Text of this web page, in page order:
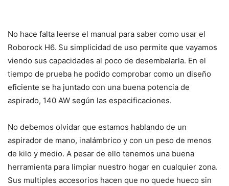
No hace falta leerse el manual para saber como usar el
Roborock H6. Su simplicidad de uso permite que vayamos
viendo sus capacidades al poco de desembalarla. En el
tiempo de prueba he podido comprobar como un diseño
eficiente se ha juntado con una buena potencia de
aspirado, 140 AW según las especificaciones.
No debemos olvidar que estamos hablando de un
aspirador de mano, inalámbrico y con un peso de menos
de kilo y medio. A pesar de ello tenemos una buena
herramienta para limpiar nuestro hogar en cualquier zona.
Sus multiples accesorios hacen que no quede hueco sin